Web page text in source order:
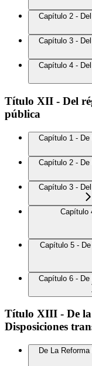
Capítulo 2 -
Capítulo 3 -
Capítulo 4 -
Título XII - Del
pública
Capítulo 1 -
Capítulo 2 -
Capítulo 3 -
Capítulo
Capítulo 5 -
Capítulo 6 - De
Título XIII - De
Disposiciones
De La